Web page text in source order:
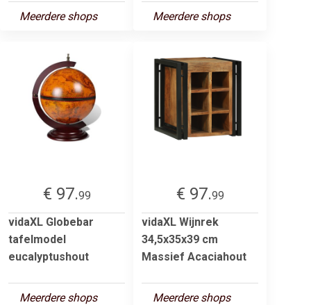
Meerdere shops
Meerdere shops
€ 97.99
vidaXL Globebar
tafelmodel
eucalyptushout
Meerdere shops
€ 97.99
vidaXL Wijnrek
34,5x35x39 cm
Massief Acaciahout
Meerdere shops